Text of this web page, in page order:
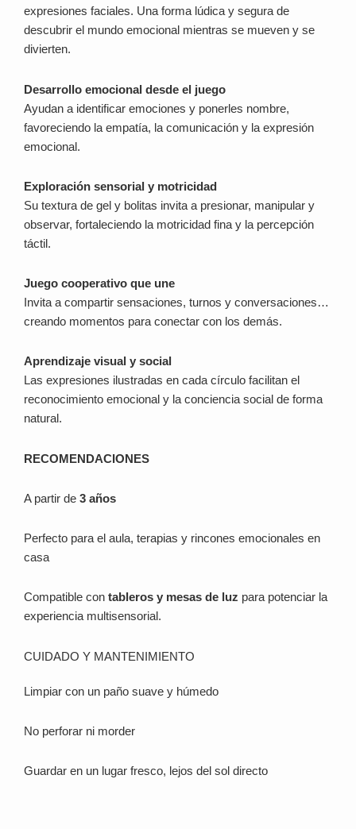
expresiones faciales. Una forma lúdica y segura de
descubrir el mundo emocional mientras se mueven y se
divierten.
Desarrollo emocional desde el juego
Ayudan a identificar emociones y ponerles nombre,
favoreciendo la empatía, la comunicación y la expresión
emocional.
Exploración sensorial y motricidad
Su textura de gel y bolitas invita a presionar, manipular y
observar, fortaleciendo la motricidad fina y la percepción
táctil.
Juego cooperativo que une
Invita a compartir sensaciones, turnos y conversaciones…
creando momentos para conectar con los demás.
Aprendizaje visual y social
Las expresiones ilustradas en cada círculo facilitan el
reconocimiento emocional y la conciencia social de forma
natural.
RECOMENDACIONES
A partir de 3 años
Perfecto para el aula, terapias y rincones emocionales en
casa
Compatible con tableros y mesas de luz para potenciar la
experiencia multisensorial.
CUIDADO Y MANTENIMIENTO
Limpiar con un paño suave y húmedo
No perforar ni morder
Guardar en un lugar fresco, lejos del sol directo